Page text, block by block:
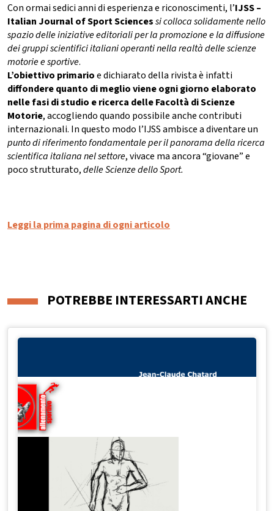
Con ormai sedici anni di esperienza e riconoscimenti, l’IJSS–
Italian Journal of Sport Sciencessi colloca solidamente nello
spazio delle iniziative editoriali per la promozione e la diffusione
dei gruppi scientifici italiani operanti nella realtà delle scienze
motorie e sportive.
L’obiettivo primarioe dichiarato della rivista è infatti
diffondere quanto di meglio viene ogni giorno elaborato
nelle fasi di studio e ricerca delle Facoltà di Scienze
Motorie, accogliendo quando possibile anche contributi
internazionali. In questo modo l’IJSS ambisce a diventare un
punto di riferimento fondamentale per il panorama della ricerca
scientifica italiana nel settore, vivace ma ancora “giovane” e
poco strutturato,delle Scienze dello Sport.
Leggi la prima pagina di ogni articolo
POTREBBE INTERESSARTI ANCHE